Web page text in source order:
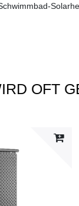
OFT